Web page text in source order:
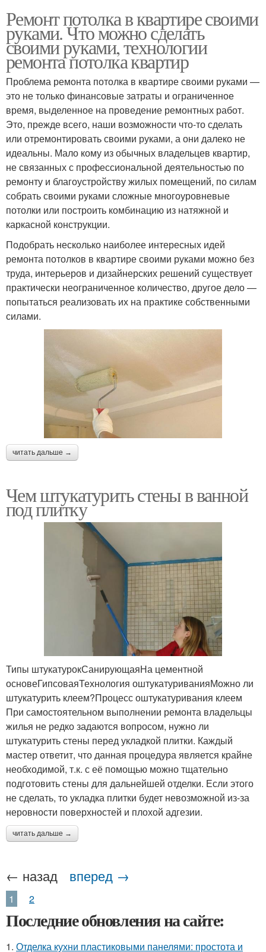
Ремонт потолка в квартире своими
руками. Что можно сделать
своими руками, технологии
ремонта потолка квартир
Проблема ремонта потолка в квартире своими руками —
это не только финансовые затраты и ограниченное
время, выделенное на проведение ремонтных работ.
Это, прежде всего, наши возможности что-то сделать
или отремонтировать своими руками, а они далеко не
идеальны. Мало кому из обычных владельцев квартир,
не связанных с профессиональной деятельностью по
ремонту и благоустройству жилых помещений, по силам
собрать своими руками сложные многоуровневые
потолки или построить комбинацию из натяжной и
каркасной конструкции.
Подобрать несколько наиболее интересных идей
ремонта потолков в квартире своими руками можно без
труда, интерьеров и дизайнерских решений существует
практически неограниченное количество, другое дело —
попытаться реализовать их на практике собственными
силами.
читать дальше →
Чем штукатурить стены в ванной
под плитку
Типы штукатурокСанирующаяНа цементной
основеГипсоваяТехнология оштукатуриванияМожно ли
штукатурить клеем?Процесс оштукатуривания клеем
При самостоятельном выполнении ремонта владельцы
жилья не редко задаются вопросом, нужно ли
штукатурить стены перед укладкой плитки. Каждый
мастер ответит, что данная процедура является крайне
необходимой, т.к. с её помощью можно тщательно
подготовить стены для дальнейшей отделки. Если этого
не сделать, то укладка плитки будет невозможной из-за
неровности поверхностей и плохой адгезии.
читать дальше →
← назад вперед →
1 2
Последние обновления на сайте:
1. Отделка кухни пластиковыми панелями: простота и